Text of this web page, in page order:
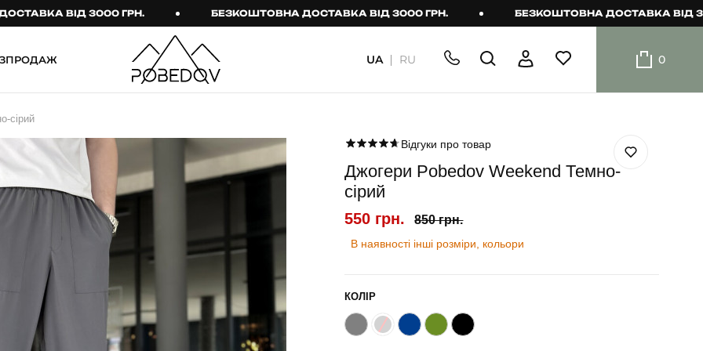
ВІД 3000 ГРН. БЕЗКОШТОВНА ДОСТАВКА ВІД 3000 ГРН. БЕЗКОШТОВНА ДОСТАВКА ВІД 3000
Джогери
Спортивні штани
Джинси
КОМПЛЕКТИ
Куртка й штани
Тактичний жіночий
Тактичні рукавиці
ТЕРМО-КОМПЛЕКТИ
ФУТБОЛКИ І СОРОЧКИ
шорти
Шорти
UA RU 0
сірий
Відгуки про товар
Джогери Pobedov Weekend Темно-
сірий
550 грн. 850 грн.
В наявності інші розміри, кольори
КОЛІР